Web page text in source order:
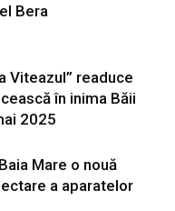
Bera
Viteazul” readuce
în inima Băii
2025
Mare o nouă
a aparatelor